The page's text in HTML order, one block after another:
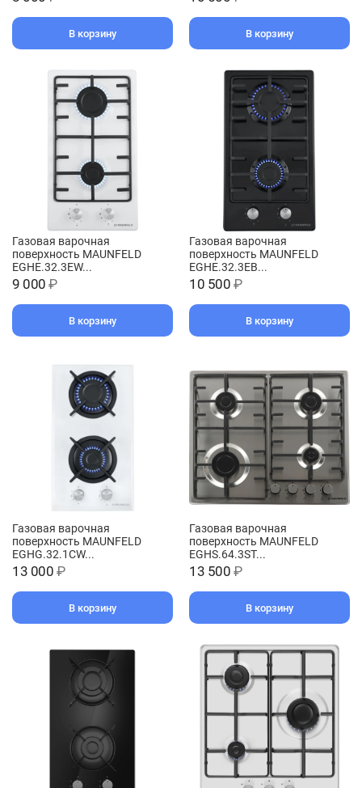
В корзину В корзину
Газовая варочная
поверхность MAUNFELD
EGHE.32.3EW...
9 000 ₽
В корзину
Газовая варочная
поверхность MAUNFELD
EGHE.32.3EB...
10 500 ₽
В корзину
Газовая варочная
поверхность MAUNFELD
EGHG.32.1CW...
13 000 ₽
В корзину
Газовая варочная
поверхность MAUNFELD
EGHS.64.3ST...
13 500 ₽
В корзину